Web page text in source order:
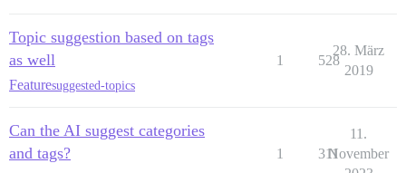
Topic suggestion based on tags
as well
Featuresuggested-topics
1 528
28. März
2019
Can the AI suggest categories
and tags?
1 311
11.
November